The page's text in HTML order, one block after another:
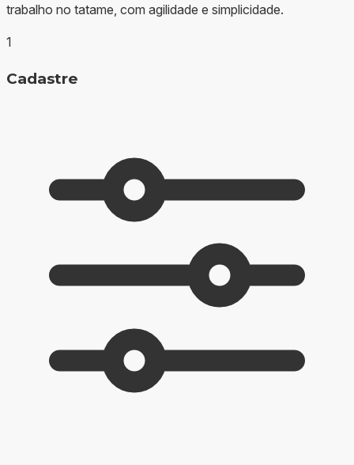
trabalho no tatame, com agilidade e simplicidade.
1
Cadastre